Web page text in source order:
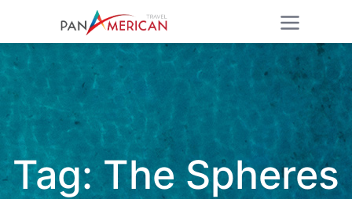
Tag:The Spheres